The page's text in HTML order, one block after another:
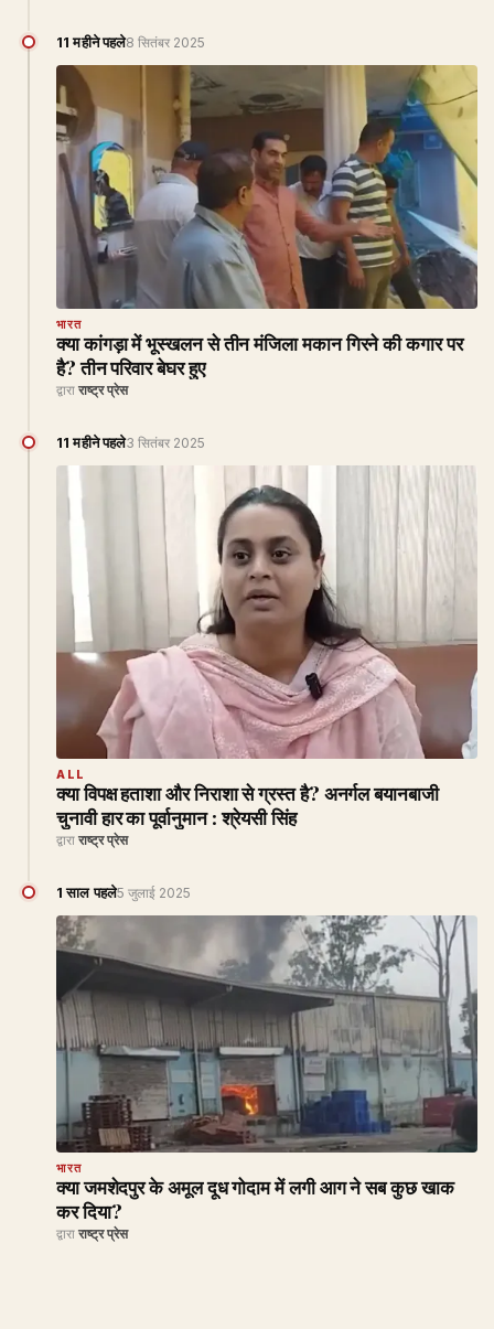
11 महीने पहले8 सितंबर 2025
भारत
क्या कांगड़ा में भूस्खलन से तीन मंजिला मकान गिरने की कगार पर
है? तीन परिवार बेघर हुए
द्वारा राष्ट्र प्रेस
11 महीने पहले3 सितंबर 2025
ALL
क्या विपक्ष हताशा और निराशा से ग्रस्त है? अनर्गल बयानबाजी
चुनावी हार का पूर्वानुमान : श्रेयसी सिंह
द्वारा राष्ट्र प्रेस
1 साल पहले5 जुलाई 2025
भारत
क्या जमशेदपुर के अमूल दूध गोदाम में लगी आग ने सब कुछ खाक
कर दिया?
द्वारा राष्ट्र प्रेस